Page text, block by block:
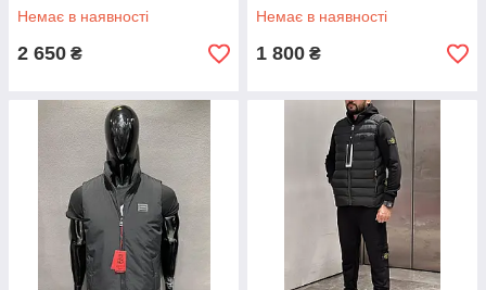
Немає в наявності
2 650 ₴
Немає в наявності
1 800 ₴